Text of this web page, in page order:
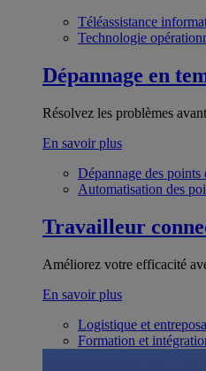
Téléassistance
Technologie
Dépannage en
Résolvez les problèmes
En savoir plus
Dépannage des points
Automatisation des
Travailleur
Améliorez votre efficacité
En savoir plus
Logistique et
Formation et